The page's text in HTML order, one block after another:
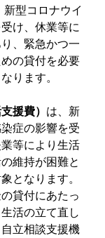
新型コロナウイ
け、休業等に
、緊急かつ一
の貸付を必要
ります。
援費） は、新
症の影響を受
等により生活
維持が困難と
となります。
貸付にあたっ
活の立て直し
立相談支援機